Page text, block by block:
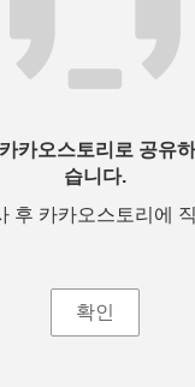
카오스토리로 공유
습니다.
후 카카오스토리에
확인